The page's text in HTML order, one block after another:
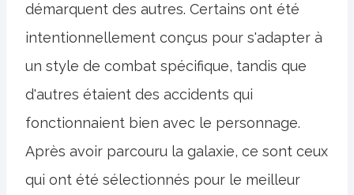
démarquent des autres. Certains ont été
intentionnellement conçus pour s'adapter à
un style de combat spécifique, tandis que
d'autres étaient des accidents qui
fonctionnaient bien avec le personnage.
Après avoir parcouru la galaxie, ce sont ceux
qui ont été sélectionnés pour le meilleur